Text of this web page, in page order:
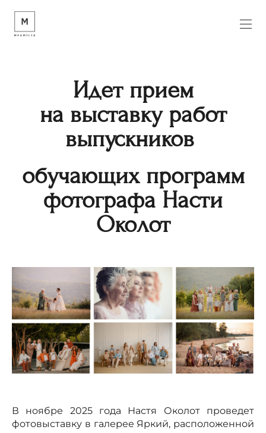
Идет прием
на выставку работ
выпускников
обучающих программ
фотографа Насти
Околот
В ноябре 2025 года Настя Околот проведет
фотовыставку в галерее Яркий, расположенной